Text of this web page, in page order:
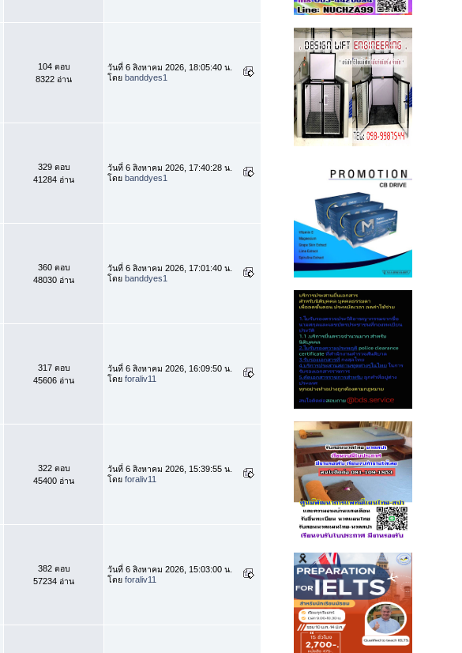
104 ตอบ
8322 อ่าน
วันที่ 6 สิงหาคม 2026, 18:05:40 น.
โดย banddyes1
329 ตอบ
41284 อ่าน
วันที่ 6 สิงหาคม 2026, 17:40:28 น.
โดย banddyes1
360 ตอบ
48030 อ่าน
วันที่ 6 สิงหาคม 2026, 17:01:40 น.
โดย banddyes1
317 ตอบ
45606 อ่าน
วันที่ 6 สิงหาคม 2026, 16:09:50 น.
โดย foraliv11
322 ตอบ
45400 อ่าน
วันที่ 6 สิงหาคม 2026, 15:39:55 น.
โดย foraliv11
382 ตอบ
57234 อ่าน
วันที่ 6 สิงหาคม 2026, 15:03:00 น.
โดย foraliv11